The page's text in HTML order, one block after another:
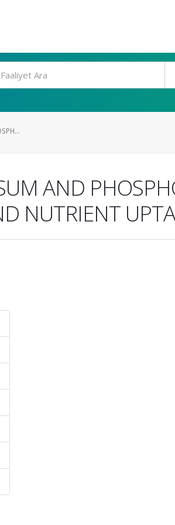
AND
NUTRIENT